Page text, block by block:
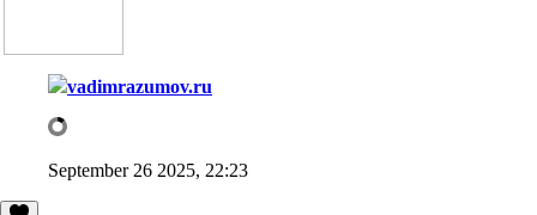
vadimrazumov.ru
September 26 2025, 22:23